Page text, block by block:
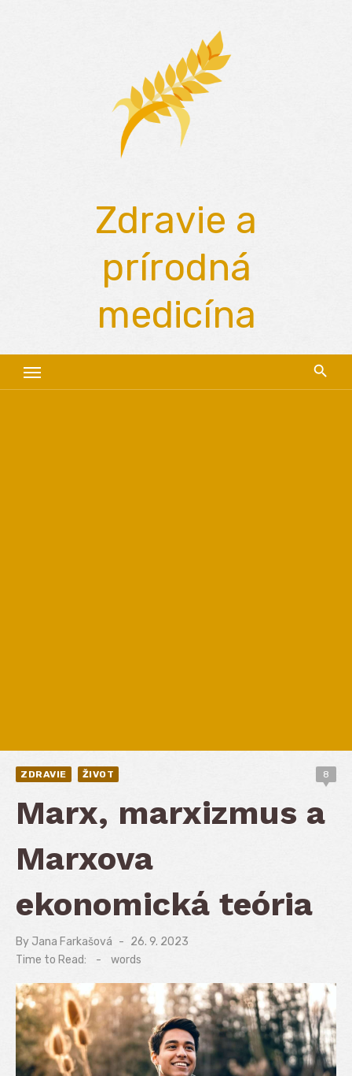
Zdravie a
prírodná
medicína
ZDRAVIE ŽIVOT 8
Marx, marxizmus a
Marxova
ekonomická teória
By Jana Farkašová
Posted
on
26. 9. 2023
Time to Read:
- words